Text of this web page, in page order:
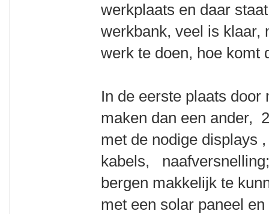
werkplaats en daar
werkbank, veel is klaar,
werk te doen, hoe komt
In de eerste plaats
maken dan een ander,
met de nodige displays
kabels,
bergen makkelijk te
met een solar paneel